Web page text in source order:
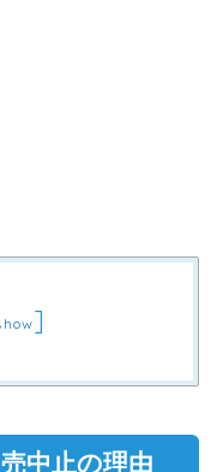
]
中止の理由